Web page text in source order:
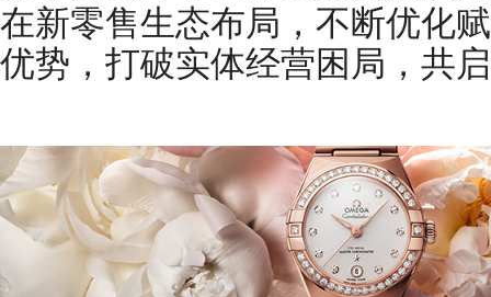
在新零售生态布局，不断优化
优势，打破实体经营困局，共启